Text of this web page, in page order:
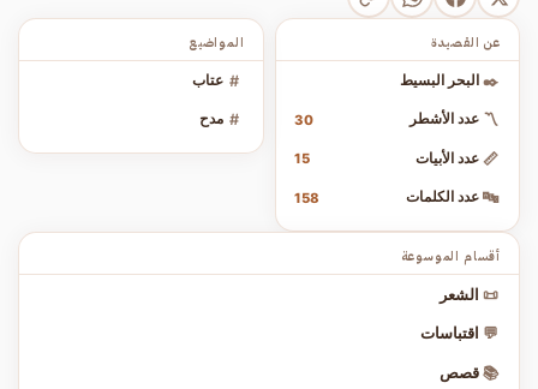
المواضيع
# عتاب
# مدح
عن القصيدة
✒️ البحر البسيط
〽️ عدد الأشطر 30
📏 عدد الأبيات 15
🔤 عدد الكلمات 158
أقسام الموسوعة
📜 الشعر
💬 اقتباسات
📚 قصص